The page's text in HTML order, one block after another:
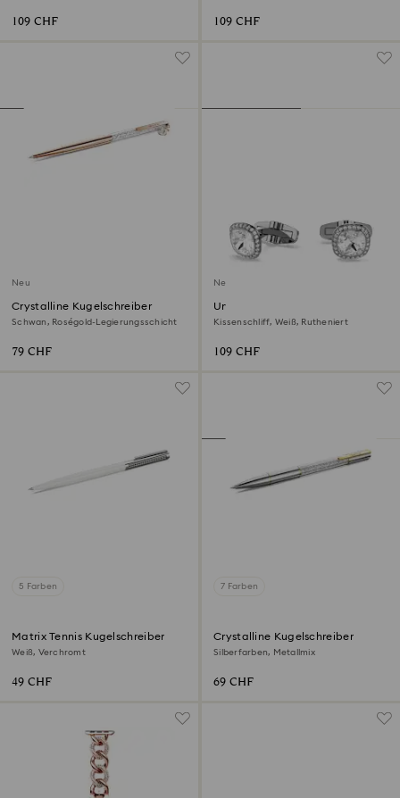
109 CHF 109 CHF
Neu
Crystalline Kugelschreiber
Schwan, Roségold-Legierungsschicht
79 CHF
Neu
Una Angelic
Manschettenknöpfe
Kissenschliff, Weiß, Rutheniert
109 CHF
5 Farben
Matrix Tennis Kugelschreiber
Weiß, Verchromt
49 CHF
7 Farben
Crystalline Kugelschreiber
Silberfarben, Metallmix
69 CHF